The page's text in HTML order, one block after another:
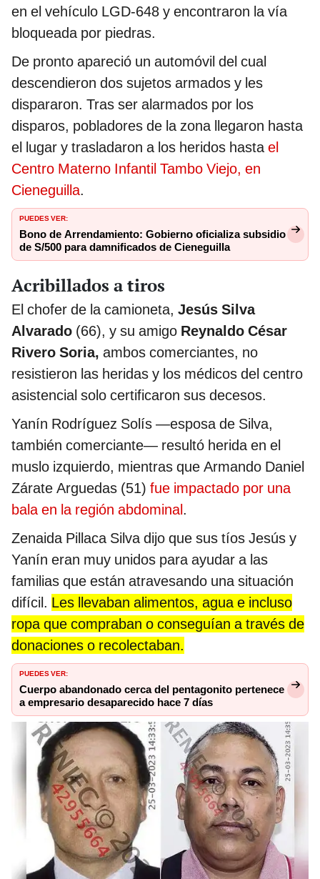
en el vehículo LGD-648 y encontraron la vía
bloqueada por piedras.
De pronto apareció un automóvil del cual
descendieron dos sujetos armados y les
dispararon. Tras ser alarmados por los
disparos, pobladores de la zona llegaron hasta
el lugar y trasladaron a los heridos hastael
Centro Materno Infantil Tambo Viejo, en
Cieneguilla.
PUEDES VER:
Bono de Arrendamiento: Gobierno oficializa subsidio
de S/500 para damnificados de Cieneguilla
Acribillados a tiros
El chofer de la camioneta, Jesús Silva
Alvarado (66), y su amigo Reynaldo César
Rivero Soria, ambos comerciantes, no
resistieron las heridas y los médicos del centro
asistencial solo certificaron sus decesos.
Yanín Rodríguez Solís —esposa de Silva,
también comerciante— resultó herida en el
muslo izquierdo, mientras que Armando Daniel
Zárate Arguedas (51) fue impactado por una
bala en la región abdominal.
Zenaida Pillaca Silva dijo que sus tíos Jesús y
Yanín eran muy unidos para ayudar a las
familias que están atravesando una situación
difícil. Les llevaban alimentos, agua e incluso
ropa que compraban o conseguían a través de
donaciones o recolectaban.
PUEDES VER:
Cuerpo abandonado cerca del pentagonito pertenece
a empresario desaparecido hace 7 días